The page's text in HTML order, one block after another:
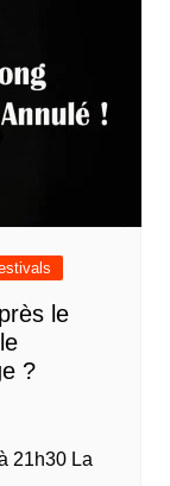
le
?
21h30 La